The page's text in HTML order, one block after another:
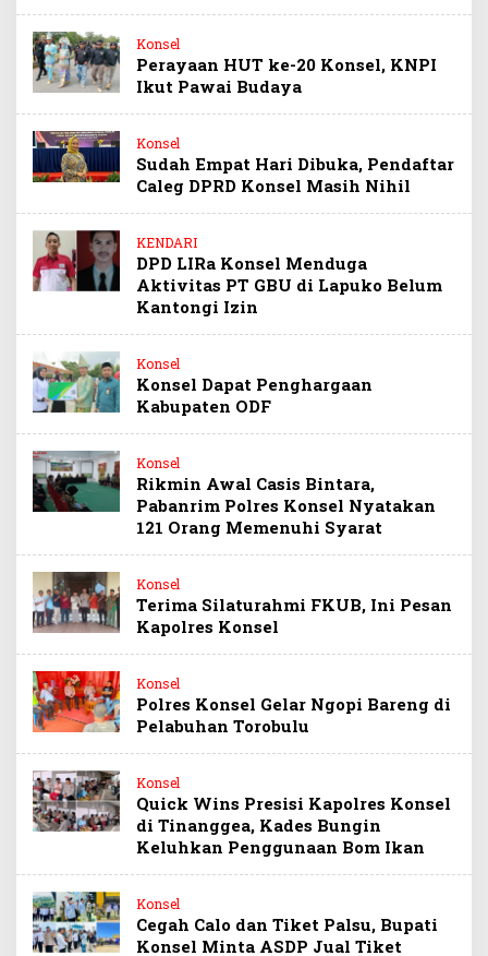
Konsel
Perayaan HUT ke-20 Konsel, KNPI
Ikut Pawai Budaya
Konsel
Sudah Empat Hari Dibuka, Pendaftar
Caleg DPRD Konsel Masih Nihil
KENDARI
DPD LIRa Konsel Menduga
Aktivitas PT GBU di Lapuko Belum
Kantongi Izin
Konsel
Konsel Dapat Penghargaan
Kabupaten ODF
Konsel
Rikmin Awal Casis Bintara,
Pabanrim Polres Konsel Nyatakan
121 Orang Memenuhi Syarat
Konsel
Terima Silaturahmi FKUB, Ini Pesan
Kapolres Konsel
Konsel
Polres Konsel Gelar Ngopi Bareng di
Pelabuhan Torobulu
Konsel
Quick Wins Presisi Kapolres Konsel
di Tinanggea, Kades Bungin
Keluhkan Penggunaan Bom Ikan
Konsel
Cegah Calo dan Tiket Palsu, Bupati
Konsel Minta ASDP Jual Tiket